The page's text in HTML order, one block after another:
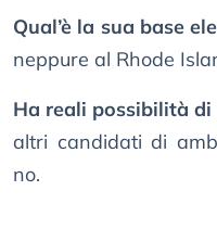
Qual’è la sua base
neppure al Rhode
Ha reali possibilità di
altri candidati di
no.